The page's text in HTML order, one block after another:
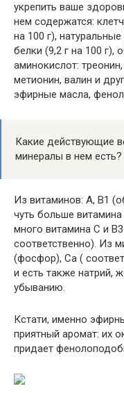
укрепить ваше
нем содержатся:
на 100 г),
белки (9,2 г на 100
аминокислот:
метионин, валин и
эфирные масла,
Какие действующие
минералы в нем есть?
Из витаминов: А, В1
чуть больше
много витамина С и
соответственно). Из
(фосфор), Ca (
и есть также натрий,
убыванию.
Кстати, именно
приятный аромат: их
придает